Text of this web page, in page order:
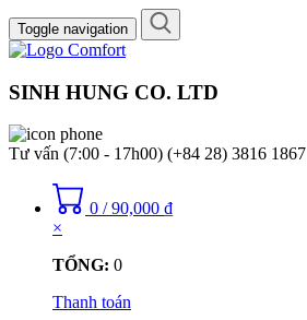
Toggle navigation
SINH HUNG CO. LTD
Tư vấn (7:00 - 17h00) (+84 28) 3816 1867
0 / 90,000 ₫
×
TỔNG: 0
Thanh toán